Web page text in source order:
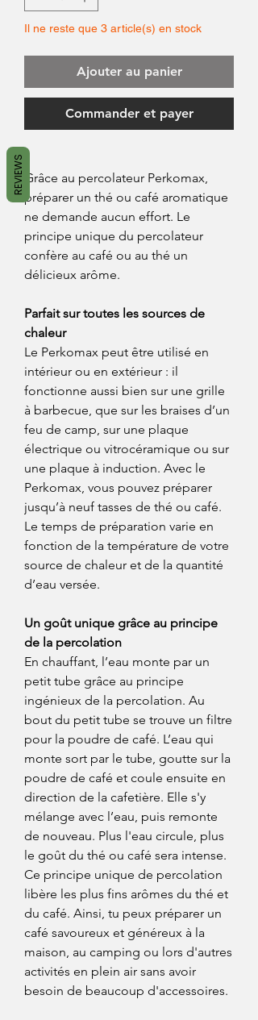
Il ne reste que 3 article(s) en stock
Ajouter au panier
Commander et payer
Grâce au percolateur Perkomax,
préparer un thé ou café aromatique
ne demande aucun effort. Le
principe unique du percolateur
confère au café ou au thé un
délicieux arôme.
Parfait sur toutes les sources de
chaleur
Le Perkomax peut être utilisé en
intérieur ou en extérieur : il
fonctionne aussi bien sur une grille
à barbecue, que sur les braises d’un
feu de camp, sur une plaque
électrique ou vitrocéramique ou sur
une plaque à induction. Avec le
Perkomax, vous pouvez préparer
jusqu’à neuf tasses de thé ou café.
Le temps de préparation varie en
fonction de la température de votre
source de chaleur et de la quantité
d’eau versée.
Un goût unique grâce au principe
de la percolation
En chauffant, l’eau monte par un
petit tube grâce au principe
ingénieux de la percolation. Au
bout du petit tube se trouve un filtre
pour la poudre de café. L’eau qui
monte sort par le tube, goutte sur la
poudre de café et coule ensuite en
direction de la cafetière. Elle s'y
mélange avec l’eau, puis remonte
de nouveau. Plus l'eau circule, plus
le goût du thé ou café sera intense.
Ce principe unique de percolation
libère les plus fins arômes du thé et
du café. Ainsi, tu peux préparer un
café savoureux et généreux à la
maison, au camping ou lors d'autres
activités en plein air sans avoir
besoin de beaucoup d'accessoires.
REVIEWS